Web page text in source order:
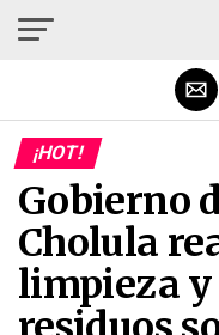
¡HOT!
Gobierno
Cholula
limpieza
Salir